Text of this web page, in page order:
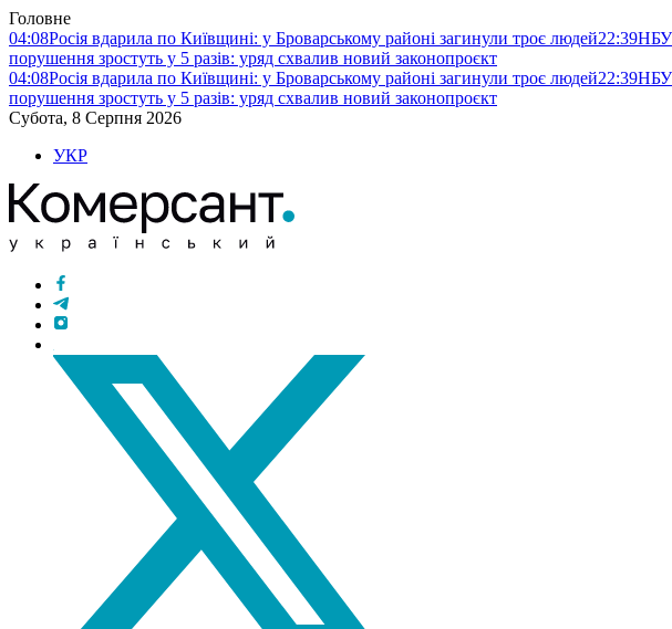
Головне
04:08Росія вдарила по Київщині: у Броварському районі загинули троє людей22:39НБУ
порушення зростуть у 5 разів: уряд схвалив новий законопроєкт
04:08Росія вдарила по Київщині: у Броварському районі загинули троє людей22:39НБУ
порушення зростуть у 5 разів: уряд схвалив новий законопроєкт
Субота, 8 Серпня 2026
УКР